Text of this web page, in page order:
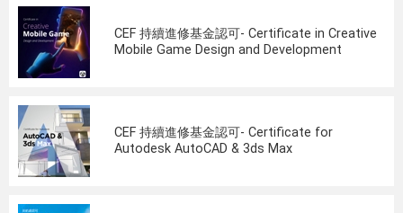
CEF 持續進修基金認可- Certificate in Creative
Mobile Game Design and Development
CEF 持續進修基金認可- Certificate for
Autodesk AutoCAD & 3ds Max